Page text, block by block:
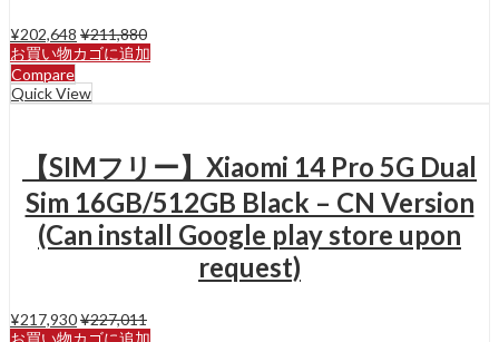
¥202,648 ¥211,880
お買い物カゴに追加
Compare
Quick View
【SIMフリー】Xiaomi 14 Pro 5G Dual
Sim 16GB/512GB Black – CN Version
(Can install Google play store upon
request)
¥217,930¥227,011
お買い物カゴに追加